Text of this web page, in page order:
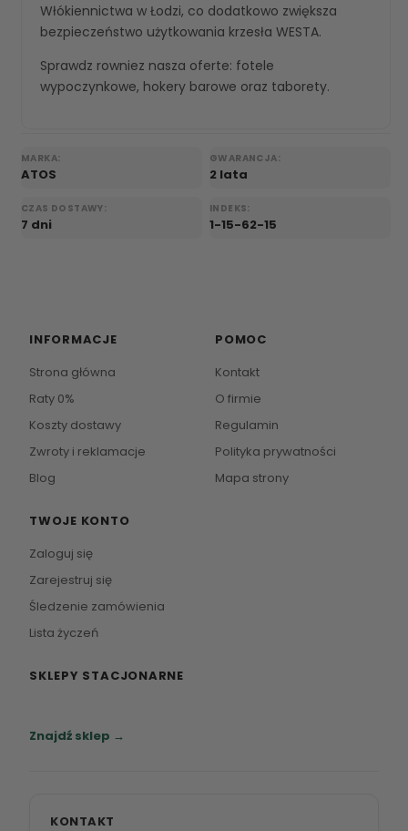
Włókiennictwa w Łodzi, co dodatkowo zwiększa
bezpieczeństwo użytkowania krzesła WESTA.
Sprawdz rowniez nasza oferte: fotele
wypoczynkowe, hokery barowe oraz taborety.
MARKA:
ATOS
GWARANCJA:
2 lata
CZAS DOSTAWY:
7 dni
INDEKS:
1-15-62-15
INFORMACJE
Strona główna
Raty 0%
Koszty dostawy
Zwroty i reklamacje
Blog
POMOC
Kontakt
O firmie
Regulamin
Polityka prywatności
Mapa strony
TWOJE KONTO
Zaloguj się
Zarejestruj się
Śledzenie zamówienia
Lista życzeń
SKLEPY STACJONARNE
Znajdź sklep →
KONTAKT